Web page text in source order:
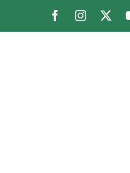
FacebookInstagram